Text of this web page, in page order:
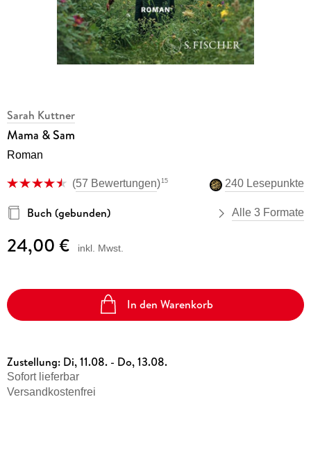
Sarah Kuttner
Mama & Sam
Roman
(57 Bewertungen) 15 240 Lesepunkte
Buch (gebunden) Alle 3 Formate
24,00 € inkl. Mwst.
In den Warenkorb
Zustellung: Di, 11.08. - Do, 13.08.
Sofort lieferbar
Versandkostenfrei